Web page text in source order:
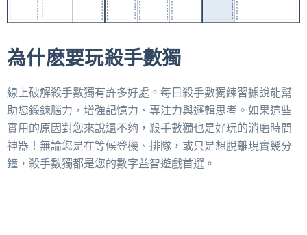
為什麽要玩殺手數獨
線上破解殺手數獨有許多好處。每日殺手數獨練習據說能幫
助您鍛鍊腦力，增強記憶力、專注力與邏輯思考。如果這些
實用的原因對您來說還不夠，殺手數獨也是好玩的消磨時間
神器！無論您是在等候登機、排隊，或只是想脫離現實幾分
鐘，殺手數獨都是您的數字益智遊戲首選。